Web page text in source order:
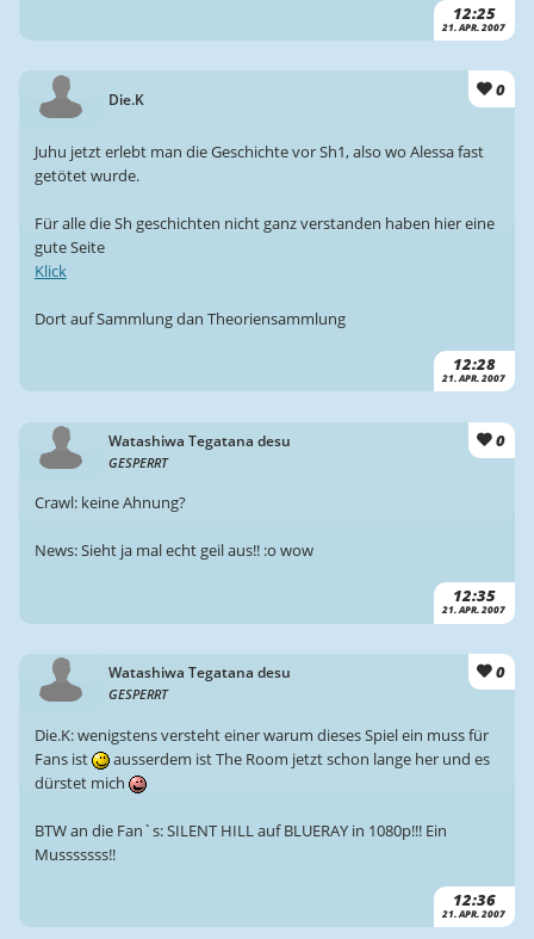
12:25
21. APR. 2007
Die.K 0
12:28
21. APR. 2007
Juhu jetzt erlebt man die Geschichte vor Sh1, also wo Alessa fast
getötet wurde.
Für alle die Sh geschichten nicht ganz verstanden haben hier eine
gute Seite
Klick
Dort auf Sammlung dan Theoriensammlung
Watashiwa Tegatana desu
GESPERRT
0
12:35
21. APR. 2007
Crawl: keine Ahnung?
News: Sieht ja mal echt geil aus!! :o wow
Watashiwa Tegatana desu
GESPERRT
0
12:36
21. APR. 2007
Die.K: wenigstens versteht einer warum dieses Spiel ein muss für
Fans ist
ausserdem ist The Room jetzt schon lange her und es
dürstet mich
BTW an die Fan`s: SILENT HILL auf BLUERAY in 1080p!!! Ein
Musssssss!!